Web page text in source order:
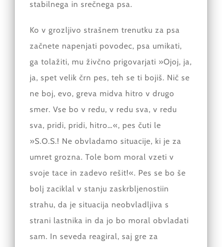
stabilnega in srečnega psa.
Ko v grozljivo strašnem trenutku za psa
začnete napenjati povodec, psa umikati,
ga tolažiti, mu živčno prigovarjati »Ojoj, ja,
ja, spet velik črn pes, teh se ti bojiš. Nič se
ne boj, evo, greva midva hitro v drugo
smer. Vse bo v redu, v redu sva, v redu
sva, pridi, pridi, hitro…«, pes čuti le
»S.O.S.! Ne obvladamo situacije, ki je za
umret grozna. Tole bom moral vzeti v
svoje tace in zadevo rešit!«. Pes se bo še
bolj zaciklal v stanju zaskrbljenostiin
strahu, da je situacija neobvladljiva s
strani lastnika in da jo bo moral obvladati
sam. In seveda reagiral, saj gre za